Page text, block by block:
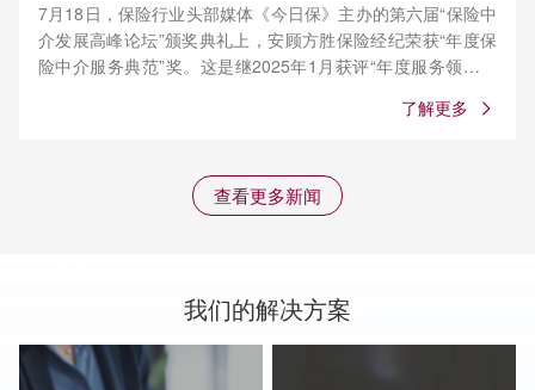
7月18日，保险行业头部媒体《今日保》主办的第六届“保险中
介发展高峰论坛”颁奖典礼上，安顾方胜保险经纪荣获“年度保
险中介服务典范”奖。这是继2025年1月获评“年度服务领先公
了解更多
查看更多新闻
我们的解决方案